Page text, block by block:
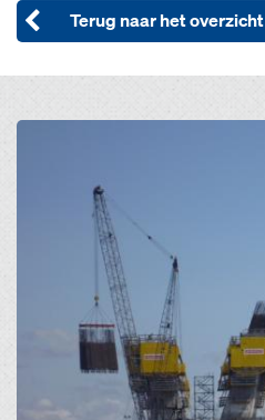
Terug naar het overzicht
Open